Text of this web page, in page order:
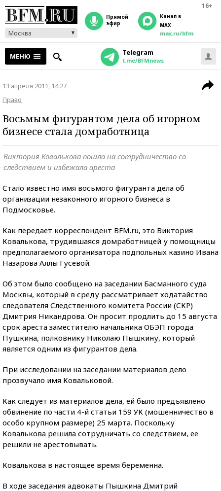
16+
Москва
прямой
эфир
Канал в
MAX
max.ru/bfm
МЕНЮ Telegram
t.me/BFMnews
13 апреля 2011, 14:27
Право
Восьмым фигурантом дела об игорном
бизнесе стала домработница
Виктория Ковалькова пошла на сотрудничество со
следствием и избежала ареста
Стало известно имя восьмого фигуранта дела об
организации незаконного игорного бизнеса в
Подмосковье.
Как передает корреспондент BFM.ru, это Виктория
Ковалькова, трудившаяся домработницей у помощницы
предполагаемого организатора подпольных казино Ивана
Назарова Аллы Гусевой.
Об этом было сообщено на заседании Басманного суда
Москвы, который в среду рассматривает ходатайство
следователя Следственного комитета России (СКР)
Дмитрия Никандрова. Он просит продлить до 15 августа
срок ареста заместителю начальника ОБЭП города
Пушкина, полковнику Николаю Пышкину, который
является одним из фигурантов дела.
При исследовании на заседании материалов дело
прозвучало имя Ковальковой.
Как следует из материалов дела, ей было предъявлено
обвинение по части 4-й статьи 159 УК (мошенничество в
особо крупном размере) 25 марта. Поскольку
Ковалькова решила сотрудничать со следствием, ее
решили не арестовывать.
Ковалькова в настоящее время беременна.
В ходе заседания адвокаты Пышкина Дмитрий